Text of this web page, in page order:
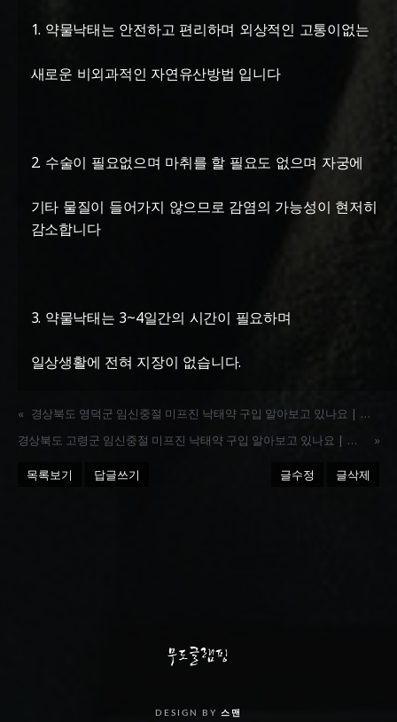
1. 약물낙태는 안전하고 편리하며 외상적인 고통이없는
새로운 비외과적인 자연유산방법 입니다
2. 수술이 필요없으며 마취를 할 필요도 없으며 자궁에
기타 물질이 들어가지 않으므로 감염의 가능성이 현저히
감소합니다
3. 약물낙태는 3~4일간의 시간이 필요하며
일상생활에 전혀 지장이 없습니다.
«
경상북도 영덕군 임신중절 미프진 낙태약 구입 알아보고 있나요 | 카톡 MFOK
경상북도 고령군 임신중절 미프진 낙태약 구입 알아보고 있나요 | 카톡 MFOK
»
목록보기 답글쓰기 글수정 글삭제
DESIGN BY 스맨